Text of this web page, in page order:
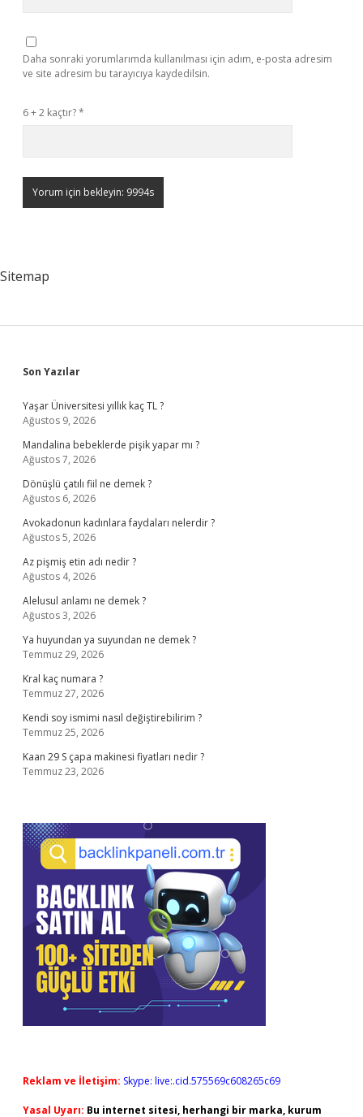
Daha sonraki yorumlarımda kullanılması için adım, e-posta adresim
ve site adresim bu tarayıcıya kaydedilsin.
6 + 2 kaçtır?*
Sitemap
Sidebar
Son Yazılar
Yaşar Üniversitesi yıllık kaç TL ?
Ağustos 9, 2026
Mandalina bebeklerde pişik yapar mı ?
Ağustos 7, 2026
Dönüşlü çatılı fiil ne demek ?
Ağustos 6, 2026
Avokadonun kadınlara faydaları nelerdir ?
Ağustos 5, 2026
Az pişmiş etin adı nedir ?
Ağustos 4, 2026
Alelusul anlamı ne demek ?
Ağustos 3, 2026
Ya huyundan ya suyundan ne demek ?
Temmuz 29, 2026
Kral kaç numara ?
Temmuz 27, 2026
Kendi soy ismimi nasıl değiştirebilirim ?
Temmuz 25, 2026
Kaan 29 S çapa makinesi fiyatları nedir ?
Temmuz 23, 2026
Reklam ve İletişim: Skype: live:.cid.575569c608265c69
Yasal Uyarı: Bu internet sitesi, herhangi bir marka, kurum